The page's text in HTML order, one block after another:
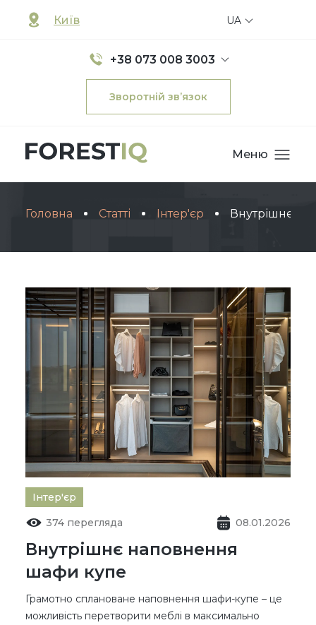
Київ
+38 073 008 3003
Зворотній зв’язок
UA
Меню
Головна Статті Інтер'єр Внутрішнє
Інтер'єр
374 перегляда
08.01.2026
Внутрішнє наповнення
шафи купе
Грамотно сплановане наповнення шафи-купе – це
можливість перетворити меблі в максимально